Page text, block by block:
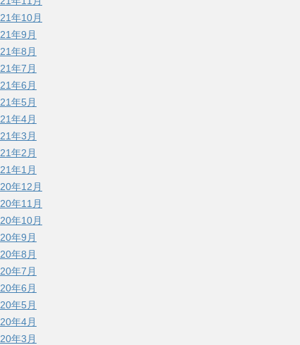
年10月
年9月
年8月
年7月
年6月
年5月
年4月
年3月
年2月
年1月
年12月
年11月
年10月
年9月
年8月
年7月
年6月
年5月
年4月
年3月